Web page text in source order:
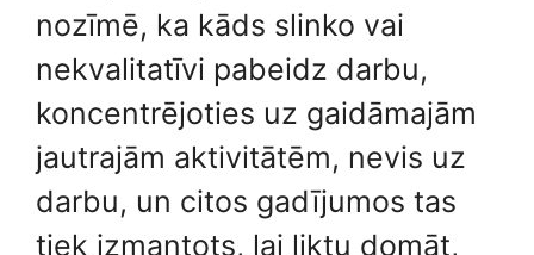
nozīmē, ka kāds slinko vai
nekvalitatīvi pabeidz darbu,
koncentrējoties uz gaidāmajām
jautrajām aktivitātēm, nevis uz
darbu, un citos gadījumos tas
tiek izmantots, lai liktu domāt,